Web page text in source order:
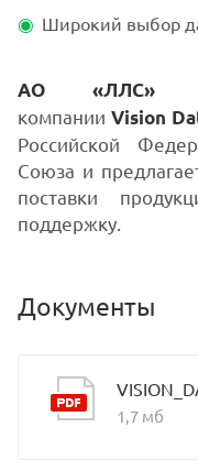
Широкий выбор
АО «ЛЛС»
компании Vision
Российской
Союза и
поставки
поддержку.
Документы
1,7 мб